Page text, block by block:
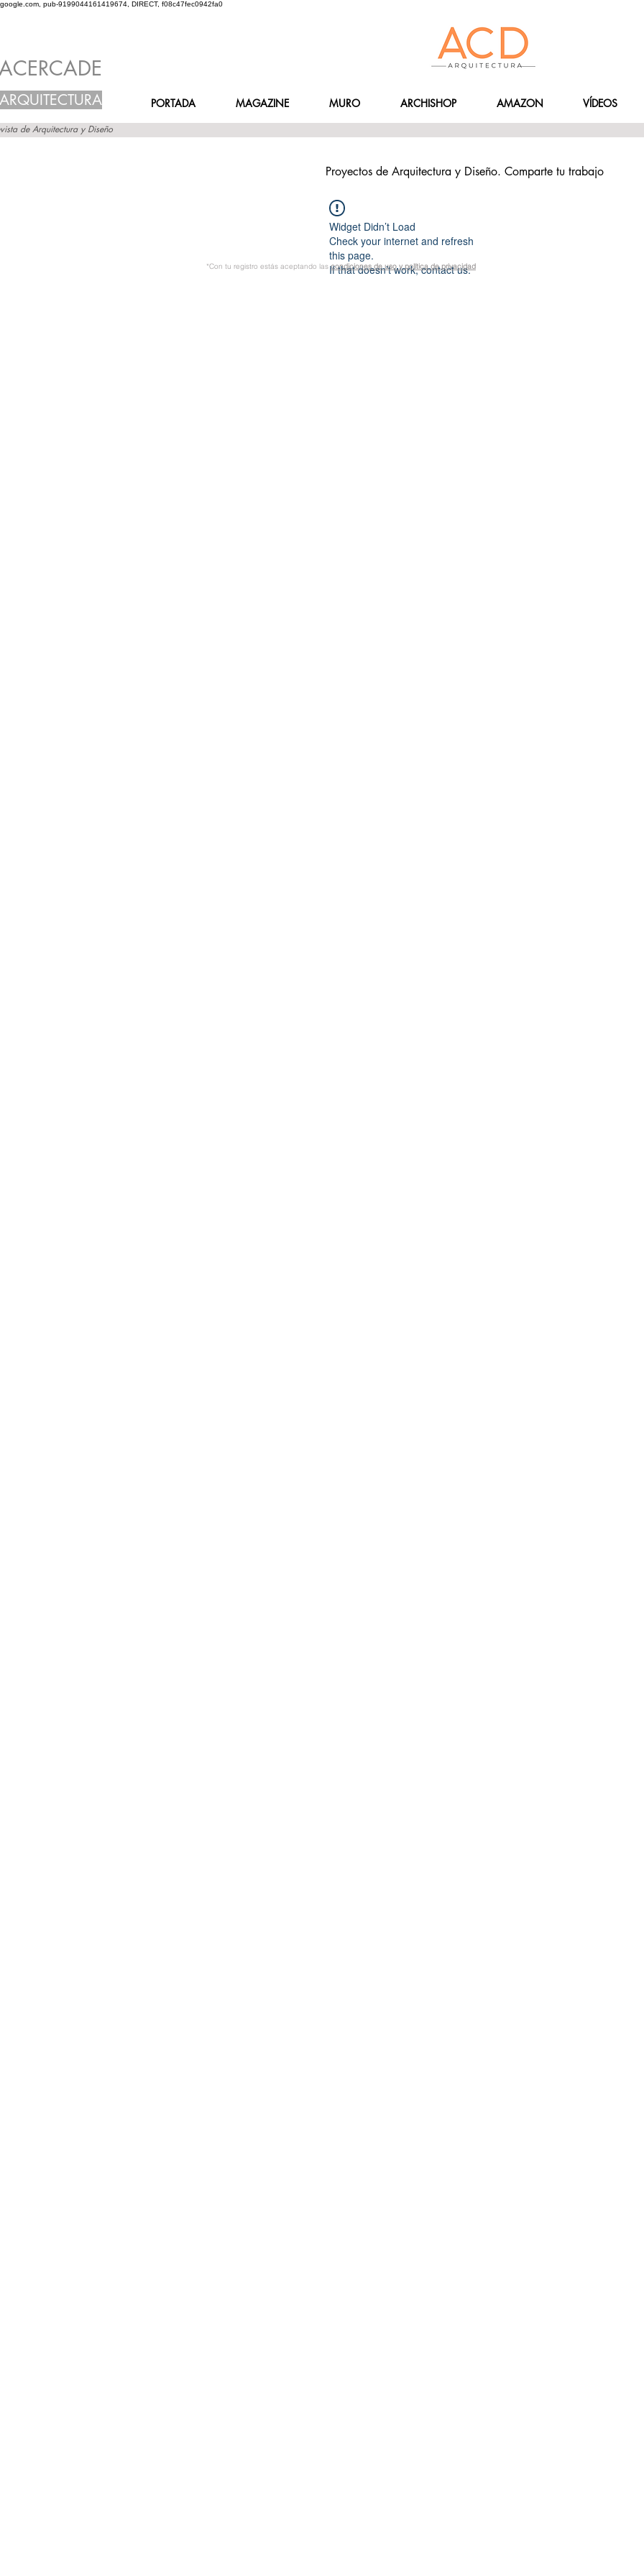
google.com, pub-9199044161419674, DIRECT, f08c47fec0942fa0
PORTADA MAGAZINE MURO ARCHISHOP AMAZON VÍDEOS
de Arquitectura y Diseño
Proyectos de Arquitectura y Diseño. Comparte tu trabajo
Widget Didn’t Load
Check your internet and refresh
this page.
If that doesn’t work, contact us.
*Con tu registro estás aceptando lascondiciones de uso y política de privacidad